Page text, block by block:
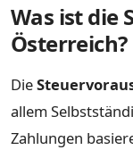
Was ist die
Österreich?
Die
allem
Zahlungen